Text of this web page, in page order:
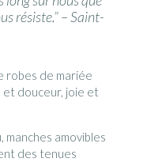
résiste.” – Saint-
robes de mariée
et douceur, joie et
manches amovibles
des tenues